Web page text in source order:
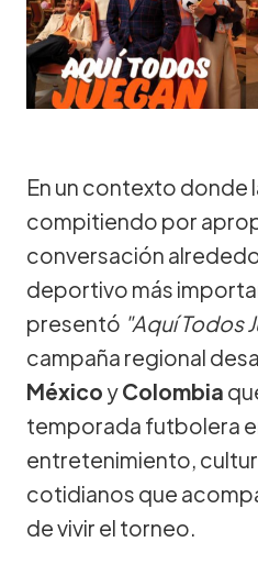
En un contexto donde
compitiendo por
conversación
deportivo más
presentó "Aquí Todos
campaña regional
México yColombia
temporada futbolera
entretenimiento,
cotidianos que
de vivir el torneo.